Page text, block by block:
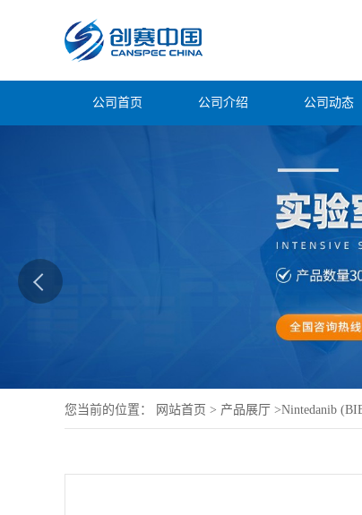
公司首页 公司介绍 公司动态
您当前的位置： 网站首页 > 产品展厅 >Nintedanib